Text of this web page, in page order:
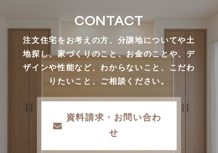
CONTACT
注文住宅をお考えの方、分譲地についてや土
地探し、家づくりのこと、お金のことや、デ
ザインや性能など、わからないこと、こだわ
りたいこと、ご相談ください。
資料請求・お問い合わ
せ